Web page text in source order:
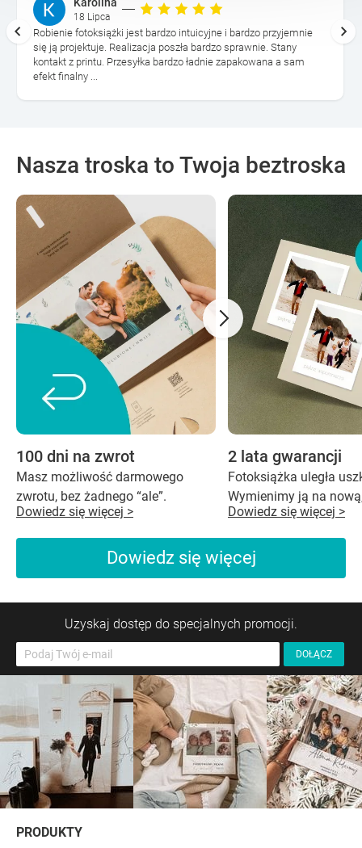
18 Lipca
Robienie fotoksiążki jest bardzo intuicyjne i bardzo przyjemnie
się ją projektuje. Realizacja poszła bardzo sprawnie. Stany
kontakt z printu. Przesyłka bardzo ładnie zapakowana a sam
efekt finalny ...
Nasza troska to Twoja beztroska
100 dni na zwrot
Masz możliwość darmowego
zwrotu, bez żadnego “ale”.
Dowiedz się więcej >
2 lata gwarancji
Fotoksiążka uległa
Wymienimy ją na
Dowiedz się więcej >
Dowiedz się więcej
Uzyskaj dostęp do specjalnych promocji.
PRODUKTY